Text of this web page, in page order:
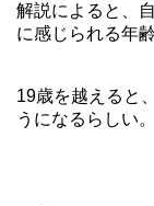
解説によると、
に感じられる年
19歳を越えると
うになるらしい。